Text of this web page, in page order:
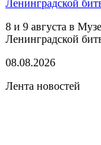
Ленинградской
8 и 9 августа в
Ленинградской
08.08.2026
Лента новостей